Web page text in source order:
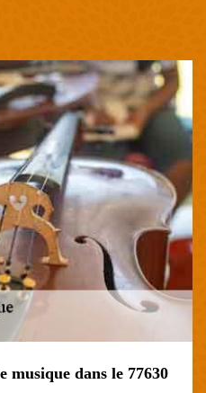
musique dans le 77630